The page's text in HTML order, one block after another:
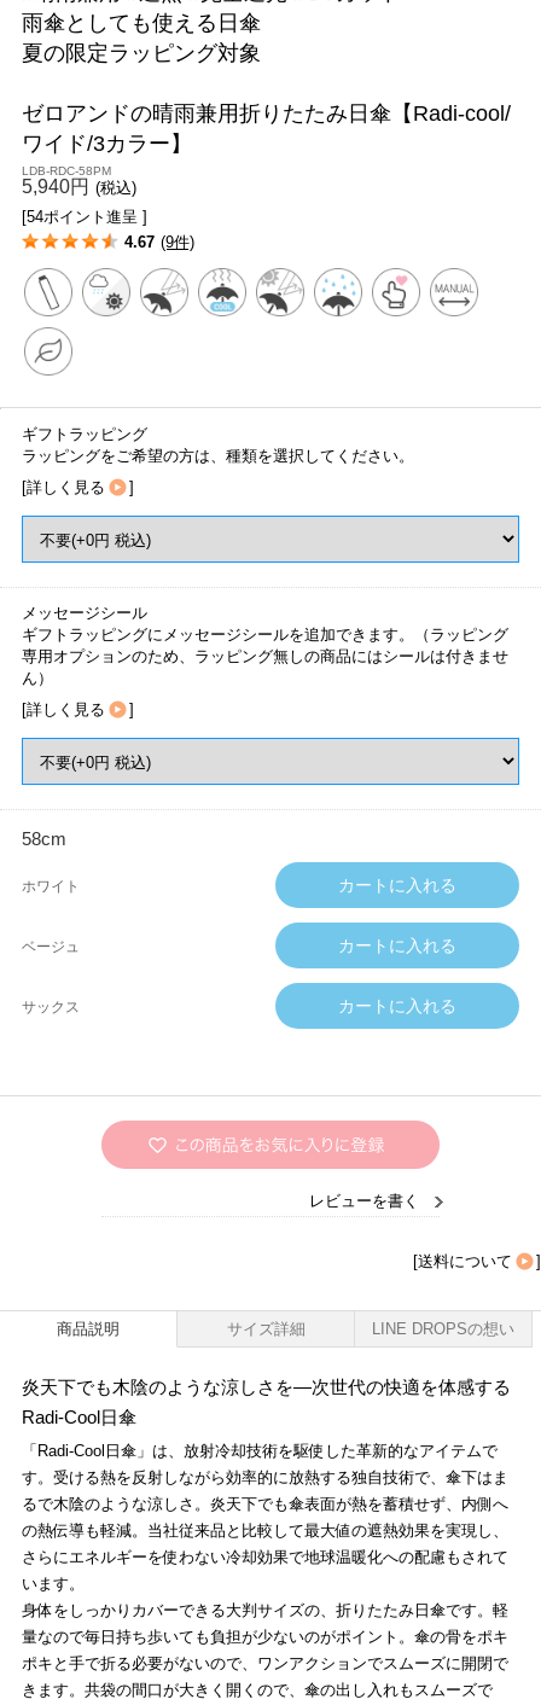
雨傘としても使える日傘
夏の限定ラッピング対象
ゼロアンドの晴雨兼用折りたたみ日傘【Radi-cool/
ワイド/3カラー】
LDB-RDC-58PM
5,940円 (税込)
[54ポイント進呈 ]
4.67 (9件)
ギフトラッピング
ラッピングをご希望の方は、種類を選択してください。
[詳しく見る ]
メッセージシール
ギフトラッピングにメッセージシールを追加できます。（ラッピング
専用オプションのため、ラッピング無しの商品にはシールは付きませ
ん）
[詳しく見る ]
58cm
ホワイト
ベージュ
サックス
レビューを書く
[送料について ]
商品説明 サイズ詳細 LINE DROPSの想い
炎天下でも木陰のような涼しさを―次世代の快適を体感する
Radi-Cool日傘
「Radi-Cool日傘」は、放射冷却技術を駆使した革新的なアイテムで
す。受ける熱を反射しながら効率的に放熱する独自技術で、傘下はま
るで木陰のような涼しさ。炎天下でも傘表面が熱を蓄積せず、内側へ
の熱伝導も軽減。当社従来品と比較して最大値の遮熱効果を実現し、
さらにエネルギーを使わない冷却効果で地球温暖化への配慮もされて
います。
身体をしっかりカバーできる大判サイズの、折りたたみ日傘です。軽
量なので毎日持ち歩いても負担が少ないのがポイント。傘の骨をポキ
ポキと手で折る必要がないので、ワンアクションでスムーズに開閉で
きます。共袋の間口が大きく開くので、傘の出し入れもスムーズで